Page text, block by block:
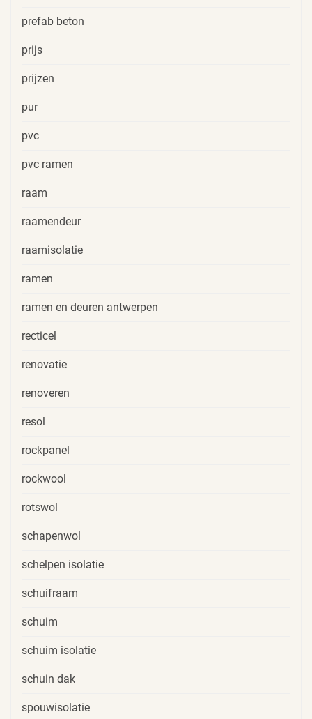
prefab beton
prijs
prijzen
pur
pvc
pvc ramen
raam
raamendeur
raamisolatie
ramen
ramen en deuren antwerpen
recticel
renovatie
renoveren
resol
rockpanel
rockwool
rotswol
schapenwol
schelpen isolatie
schuifraam
schuim
schuim isolatie
schuin dak
spouwisolatie